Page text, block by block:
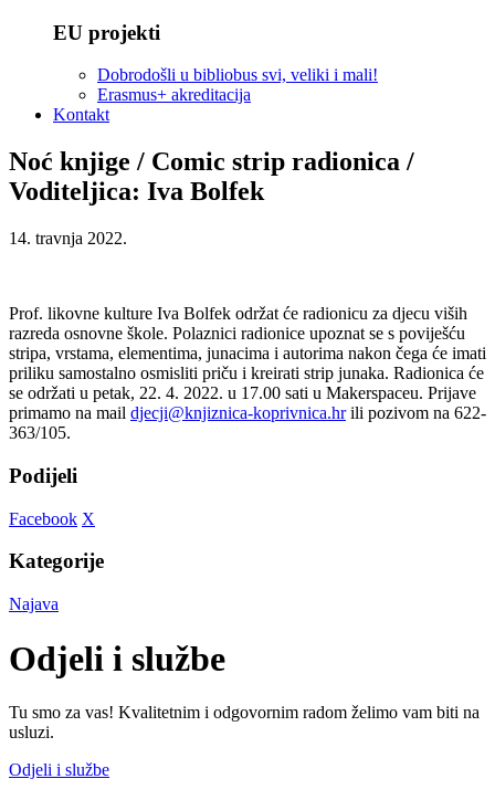
EU projekti
Dobrodošli u bibliobus svi, veliki i mali!
Erasmus+ akreditacija
Kontakt
Noć knjige / Comic strip radionica /
Voditeljica: Iva Bolfek
14. travnja 2022.
Prof. likovne kulture Iva Bolfek održat će radionicu za djecu viših
razreda osnovne škole. Polaznici radionice upoznat se s poviješću
stripa, vrstama, elementima, junacima i autorima nakon čega će imati
priliku samostalno osmisliti priču i kreirati strip junaka. Radionica će
se održati u petak, 22. 4. 2022. u 17.00 sati u Makerspaceu. Prijave
primamo na mail djecji@knjiznica-koprivnica.hrili pozivom na 622-
363/105.
Podijeli
Facebook X
Kategorije
Najava
Odjeli i službe
Tu smo za vas! Kvalitetnim i odgovornim radom želimo vam biti na
usluzi.
Odjeli i službe